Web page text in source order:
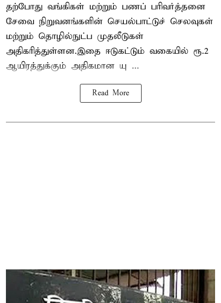
தற்போது வங்கிகள் மற்றும் பணப் பரிவர்த்தனை
சேவை நிறுவனங்களின் செயல்பாட்டுச் செலவுகள்
மற்றும் தொழில்நுட்ப முதலீடுகள்
அதிகரித்துள்ளன.இதை ஈடுகட்டும் வகையில் ரூ.2
ஆயிரத்துக்கும் அதிகமான யு ...
Read More